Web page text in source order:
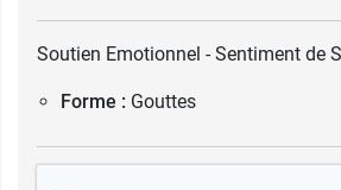
Soutien Emotionnel - Sentiment de
Forme : Gouttes